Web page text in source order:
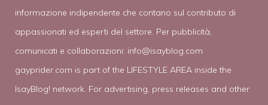
informazione indipendente che contano sul contributo di
appassionati ed esperti del settore. Per pubblicità,
comunicati e collaborazioni: info@isayblog.com
gayprider.com is part of the LIFESTYLE AREA inside the
IsayBlog! network. For advertising, press releases and other